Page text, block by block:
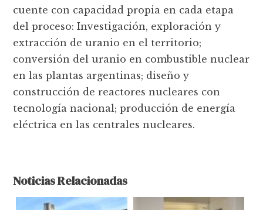
cuente con capacidad propia en cada etapa
del proceso: Investigación, exploración y
extracción de uranio en el territorio;
conversión del uranio en combustible nuclear
en las plantas argentinas; diseño y
construcción de reactores nucleares con
tecnología nacional; producción de energía
eléctrica en las centrales nucleares.
Noticias Relacionadas